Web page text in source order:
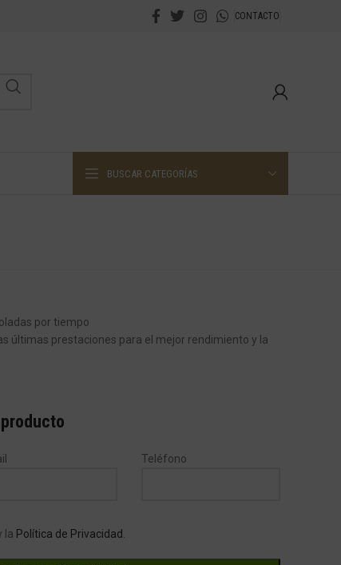
CONTACTO
BUSCAR CATEGORÍAS
por tiempo
últimas prestaciones para el mejor rendimiento y la
Teléfono
la Política de Privacidad